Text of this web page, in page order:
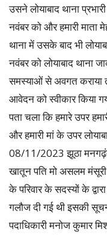
उसने लोयाबाद थाना
नवंबर को और हमारी माता
थाना में उसके बाद भी
नवंबर को लोयाबाद थाना
समस्याओं से अवगत कराया
आवेदन को स्वीकार किया
पता चला कि हमारे उपर
और हमारी मां के उपर
08/11/2023 झूठा मनगढ़ंत
खातून पति मो असलम मंसूरी
के परिवार के सदस्यों के
गलौज दी गई थी इसकी
पदाधिकारी मनोज कुमार